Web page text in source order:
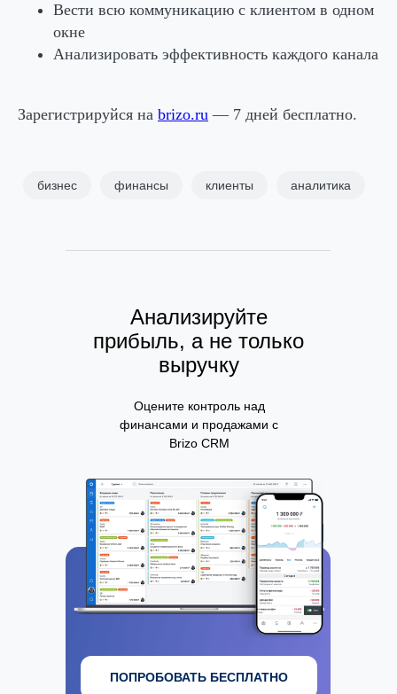
Вести всю коммуникацию с клиентом в одном
окне
Анализировать эффективность каждого канала
Зарегистрируйся на brizo.ru — 7 дней бесплатно.
бизнес финансы клиенты аналитика
Оцените контроль над
финансами и продажами с
Brizo CRM
Анализируйте
прибыль, а не только
выручку
ПОПРОБОВАТЬ БЕСПЛАТНО